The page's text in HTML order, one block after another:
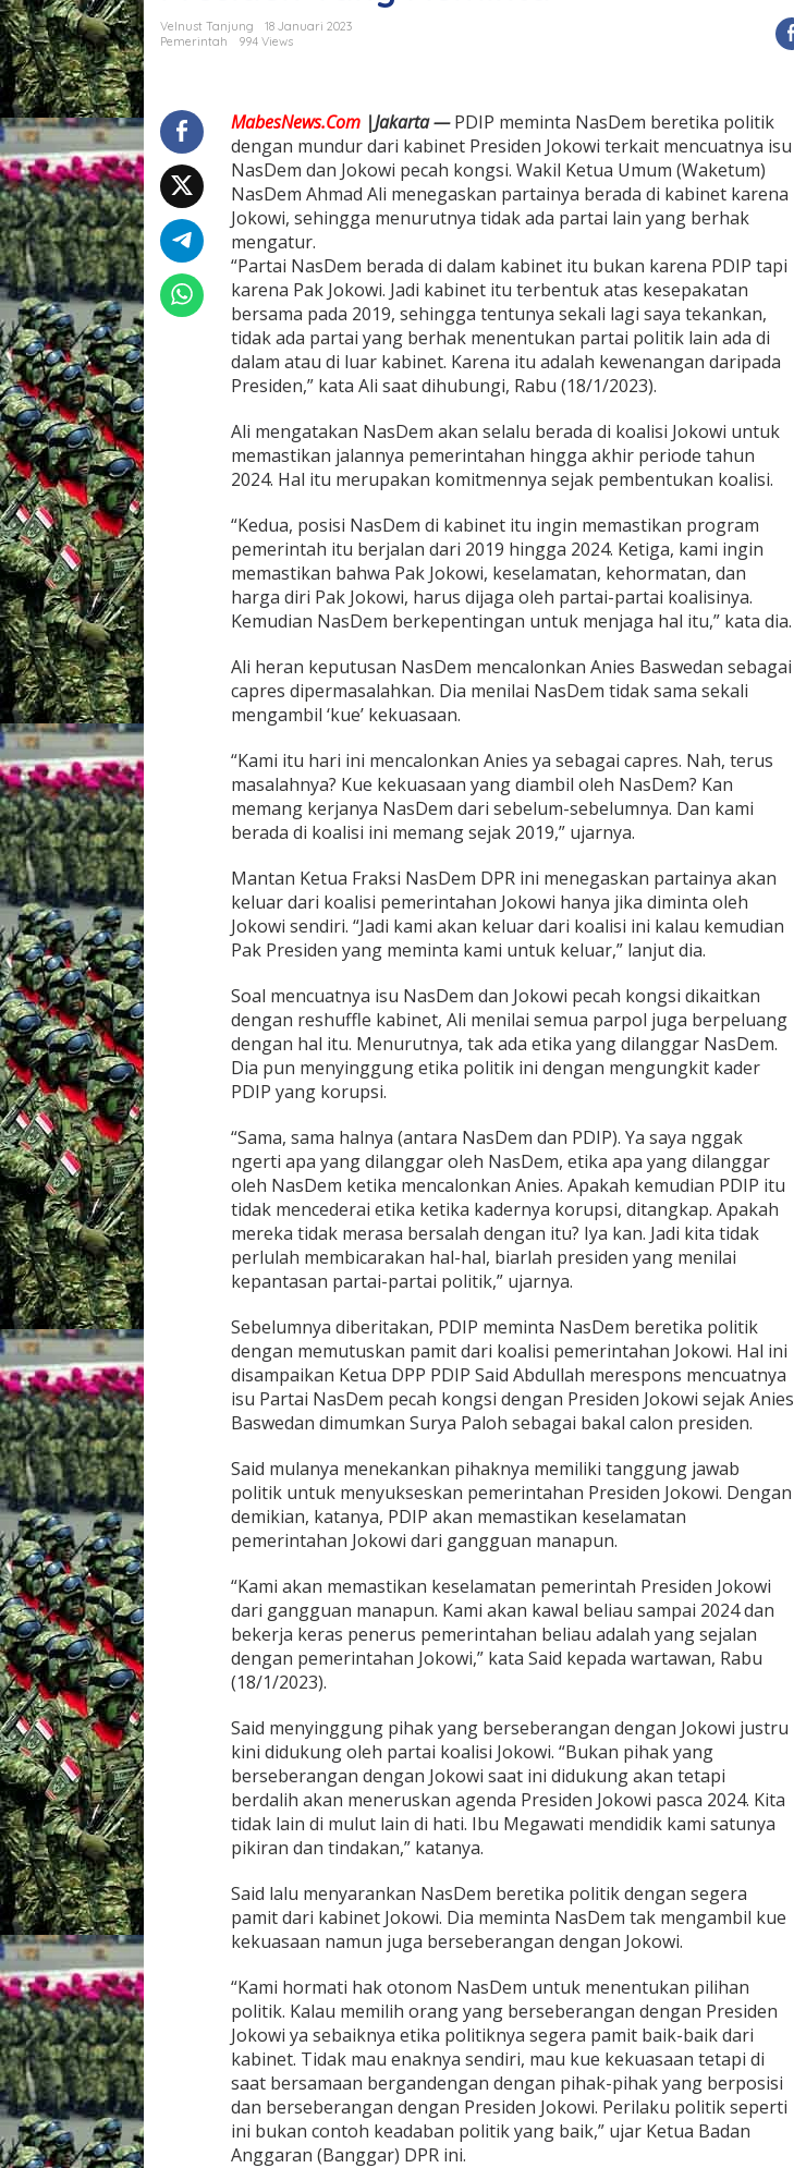
U
(
W
a
k
e
u
)
N
a
s
D
e
m
h
m
a
d
l
K
a
m
K
e
u
r
K
a
b
i
e
t
K
a
l
u
P
r
e
s
i
e
n
Y
a
n
g
e
m
n
t
Velnust Tanjung
18 Januari 2023
Pemerintah
994 Views
MabesNews.Com|Jakarta — PDIP meminta NasDem beretika politik
dengan mundur dari kabinet Presiden Jokowi terkait mencuatnya isu
NasDem dan Jokowi pecah kongsi. Wakil Ketua Umum (Waketum)
NasDem Ahmad Ali menegaskan partainya berada di kabinet karena
Jokowi, sehingga menurutnya tidak ada partai lain yang berhak
mengatur.
“Partai NasDem berada di dalam kabinet itu bukan karena PDIP tapi
karena Pak Jokowi. Jadi kabinet itu terbentuk atas kesepakatan
bersama pada 2019, sehingga tentunya sekali lagi saya tekankan,
tidak ada partai yang berhak menentukan partai politik lain ada di
dalam atau di luar kabinet. Karena itu adalah kewenangan daripada
Presiden,” kata Ali saat dihubungi, Rabu (18/1/2023).
Ali mengatakan NasDem akan selalu berada di koalisi Jokowi untuk
memastikan jalannya pemerintahan hingga akhir periode tahun
2024. Hal itu merupakan komitmennya sejak pembentukan koalisi.
“Kedua, posisi NasDem di kabinet itu ingin memastikan program
pemerintah itu berjalan dari 2019 hingga 2024. Ketiga, kami ingin
memastikan bahwa Pak Jokowi, keselamatan, kehormatan, dan
harga diri Pak Jokowi, harus dijaga oleh partai-partai koalisinya.
Kemudian NasDem berkepentingan untuk menjaga hal itu,” kata dia.
Ali heran keputusan NasDem mencalonkan Anies Baswedan sebagai
capres dipermasalahkan. Dia menilai NasDem tidak sama sekali
mengambil ‘kue’ kekuasaan.
“Kami itu hari ini mencalonkan Anies ya sebagai capres. Nah, terus
masalahnya? Kue kekuasaan yang diambil oleh NasDem? Kan
memang kerjanya NasDem dari sebelum-sebelumnya. Dan kami
berada di koalisi ini memang sejak 2019,” ujarnya.
Mantan Ketua Fraksi NasDem DPR ini menegaskan partainya akan
keluar dari koalisi pemerintahan Jokowi hanya jika diminta oleh
Jokowi sendiri. “Jadi kami akan keluar dari koalisi ini kalau kemudian
Pak Presiden yang meminta kami untuk keluar,” lanjut dia.
Soal mencuatnya isu NasDem dan Jokowi pecah kongsi dikaitkan
dengan reshuffle kabinet, Ali menilai semua parpol juga berpeluang
dengan hal itu. Menurutnya, tak ada etika yang dilanggar NasDem.
Dia pun menyinggung etika politik ini dengan mengungkit kader
PDIP yang korupsi.
“Sama, sama halnya (antara NasDem dan PDIP). Ya saya nggak
ngerti apa yang dilanggar oleh NasDem, etika apa yang dilanggar
oleh NasDem ketika mencalonkan Anies. Apakah kemudian PDIP itu
tidak mencederai etika ketika kadernya korupsi, ditangkap. Apakah
mereka tidak merasa bersalah dengan itu? Iya kan. Jadi kita tidak
perlulah membicarakan hal-hal, biarlah presiden yang menilai
kepantasan partai-partai politik,” ujarnya.
Sebelumnya diberitakan, PDIP meminta NasDem beretika politik
dengan memutuskan pamit dari koalisi pemerintahan Jokowi. Hal ini
disampaikan Ketua DPP PDIP Said Abdullah merespons mencuatnya
isu Partai NasDem pecah kongsi dengan Presiden Jokowi sejak Anies
Baswedan dimumkan Surya Paloh sebagai bakal calon presiden.
Said mulanya menekankan pihaknya memiliki tanggung jawab
politik untuk menyukseskan pemerintahan Presiden Jokowi. Dengan
demikian, katanya, PDIP akan memastikan keselamatan
pemerintahan Jokowi dari gangguan manapun.
“Kami akan memastikan keselamatan pemerintah Presiden Jokowi
dari gangguan manapun. Kami akan kawal beliau sampai 2024 dan
bekerja keras penerus pemerintahan beliau adalah yang sejalan
dengan pemerintahan Jokowi,” kata Said kepada wartawan, Rabu
(18/1/2023).
Said menyinggung pihak yang berseberangan dengan Jokowi justru
kini didukung oleh partai koalisi Jokowi. “Bukan pihak yang
berseberangan dengan Jokowi saat ini didukung akan tetapi
berdalih akan meneruskan agenda Presiden Jokowi pasca 2024. Kita
tidak lain di mulut lain di hati. Ibu Megawati mendidik kami satunya
pikiran dan tindakan,” katanya.
Said lalu menyarankan NasDem beretika politik dengan segera
pamit dari kabinet Jokowi. Dia meminta NasDem tak mengambil kue
kekuasaan namun juga berseberangan dengan Jokowi.
“Kami hormati hak otonom NasDem untuk menentukan pilihan
politik. Kalau memilih orang yang berseberangan dengan Presiden
Jokowi ya sebaiknya etika politiknya segera pamit baik-baik dari
kabinet. Tidak mau enaknya sendiri, mau kue kekuasaan tetapi di
saat bersamaan bergandengan dengan pihak-pihak yang berposisi
dan berseberangan dengan Presiden Jokowi. Perilaku politik seperti
ini bukan contoh keadaban politik yang baik,” ujar Ketua Badan
Anggaran (Banggar) DPR ini.